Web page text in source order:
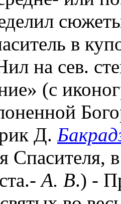
в
на сев.
(с
Д.
Спасителя,
А. В.) -